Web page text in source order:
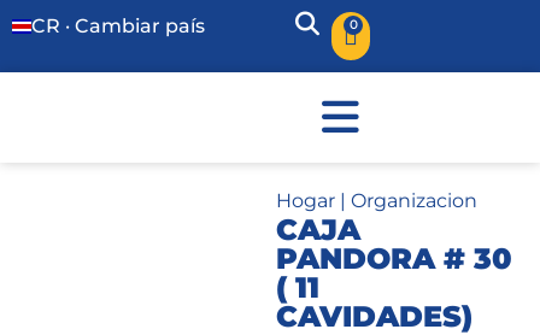
CR · Cambiar país 0
Hogar| Organizacion
CAJA
PANDORA # 30
( 11
CAVIDADES)